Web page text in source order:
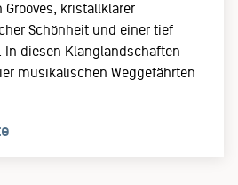
kristallklarer
Schönheit und einer tief
In diesen Klanglandschaften
musikalischen Weggefährten